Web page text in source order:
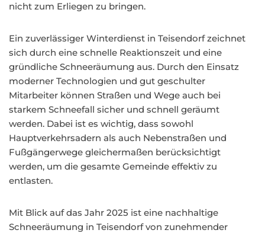
nicht zum Erliegen zu bringen.
Ein zuverlässiger Winterdienst in Teisendorf zeichnet
sich durch eine schnelle Reaktionszeit und eine
gründliche Schneeräumung aus. Durch den Einsatz
moderner Technologien und gut geschulter
Mitarbeiter können Straßen und Wege auch bei
starkem Schneefall sicher und schnell geräumt
werden. Dabei ist es wichtig, dass sowohl
Hauptverkehrsadern als auch Nebenstraßen und
Fußgängerwege gleichermaßen berücksichtigt
werden, um die gesamte Gemeinde effektiv zu
entlasten.
Mit Blick auf das Jahr 2025 ist eine nachhaltige
Schneeräumung in Teisendorf von zunehmender